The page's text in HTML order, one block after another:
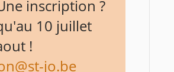
inscription ?
10 juillet
!
jo.be